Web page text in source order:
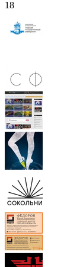
18